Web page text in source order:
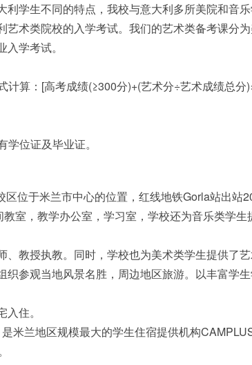
利学生不同的特点，我校与意大利多所美院和音
艺术类院校的入学考试。我们的艺术类备考课分
学考试。
计算：[高考成绩(≥300分)+(艺术分÷艺术成绩总
位证及毕业证。
区位于米兰市中心的位置，红线地铁Gorla站出站
室，教学办公室，学习室，学校还为音乐类学
、教授执教。同时，学校也为美术类学生提供了
织参观当地风景名胜，周边地区旅游。以丰富学
住。
米兰地区规模最大的学生住宿提供机构